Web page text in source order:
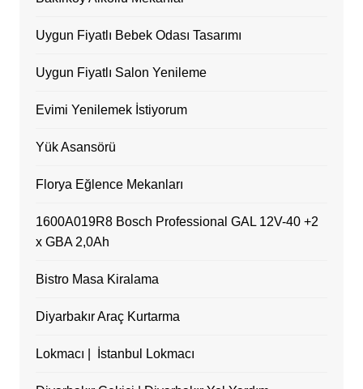
Uygun Fiyatlı Bebek Odası Tasarımı
Uygun Fiyatlı Salon Yenileme
Evimi Yenilemek İstiyorum
Yük Asansörü
Florya Eğlence Mekanları
1600A019R8 Bosch Professional GAL 12V-40 +2
x GBA 2,0Ah
Bistro Masa Kiralama
Diyarbakır Araç Kurtarma
Lokmacı | İstanbul Lokmacı